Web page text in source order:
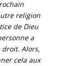
religion
de Dieu
a
droit. Alors,
cela aux